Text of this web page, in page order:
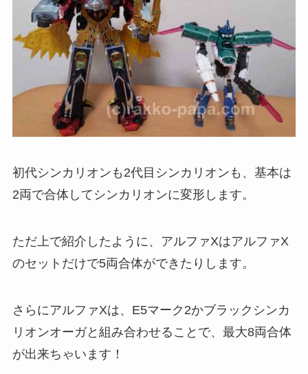
初代シンカリオンも2代目シンカリオンも、基本は
2両で合体してシンカリオンに変形します。
ただ上で紹介したように、アルファXはアルファX
のセットだけで5両合体ができたりします。
さらにアルファXは、E5マーク2かブラックシンカ
リオンオーガと組み合わせることで、最大8両合体
が出来ちゃいます！